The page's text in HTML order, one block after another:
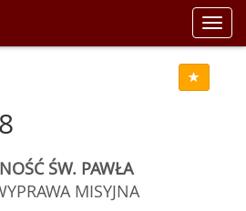
ŚW. PAWŁA
MISYJNA